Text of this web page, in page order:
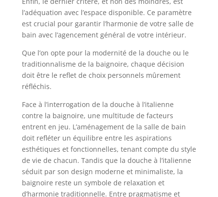
l’adéquation avec l’espace disponible. Ce paramètre
est crucial pour garantir l’harmonie de votre salle de
bain avec l’agencement général de votre intérieur.
Que l’on opte pour la modernité de la douche ou le
traditionnalisme de la baignoire, chaque décision
doit être le reflet de choix personnels mûrement
réfléchis.
Face à l’interrogation de la douche à l’italienne
contre la baignoire, une multitude de facteurs
entrent en jeu. L’aménagement de la salle de bain
doit refléter un équilibre entre les aspirations
esthétiques et fonctionnelles, tenant compte du style
de vie de chacun. Tandis que la douche à l’italienne
séduit par son design moderne et minimaliste, la
baignoire reste un symbole de relaxation et
d’harmonie traditionnelle. Entre pragmatisme et